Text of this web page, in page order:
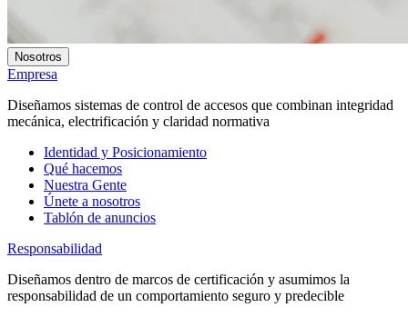
Nosotros
Empresa
Diseñamos sistemas de control de accesos que combinan integridad
mecánica, electrificación y claridad normativa
Identidad y Posicionamiento
Qué hacemos
Nuestra Gente
Únete a nosotros
Tablón de anuncios
Responsabilidad
Diseñamos dentro de marcos de certificación y asumimos la
responsabilidad de un comportamiento seguro y predecible